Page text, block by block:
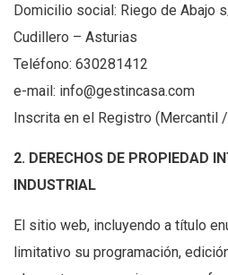
Domicilio social: Riego de Abajo
Cudillero – Asturias
Teléfono: 630281412
e-mail: info@gestincasa.com
Inscrita en el Registro (Mercantil
2. DERECHOS DE PROPIEDAD
INDUSTRIAL
El sitio web, incluyendo a título
limitativo su programación,